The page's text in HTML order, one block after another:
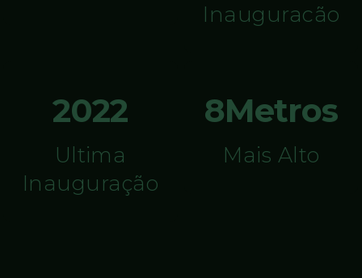
Inauguracão
2022
Ultima
Inauguração
8Metros
Mais Alto